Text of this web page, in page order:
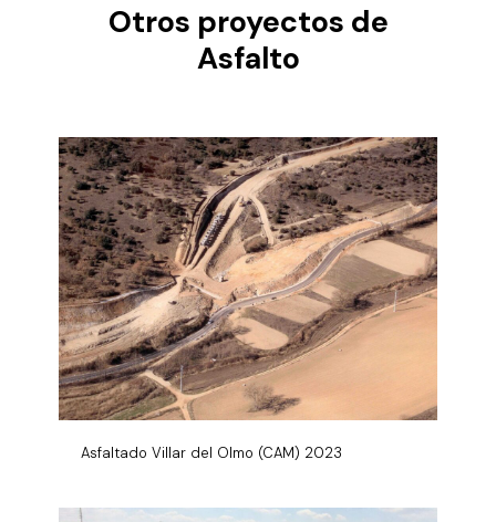
Otros proyectos de
Asfalto
Asfaltado Villar del Olmo (CAM) 2023